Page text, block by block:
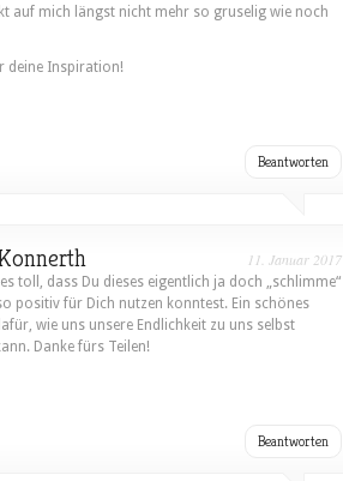
auf mich längst nicht mehr so gruselig wie noch
deine Inspiration!
Beantworten
11. Januar 2017
toll, dass Du dieses eigentlich ja doch „schlimme“
positiv für Dich nutzen konntest. Ein schönes
wie uns unsere Endlichkeit zu uns selbst
Danke fürs Teilen!
Beantworten